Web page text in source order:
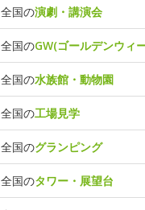
全国の演劇・講演会
全国のGW(ゴールデンウィ
全国の水族館・動物園
全国の工場見学
全国のグランピング
全国のタワー・展望台